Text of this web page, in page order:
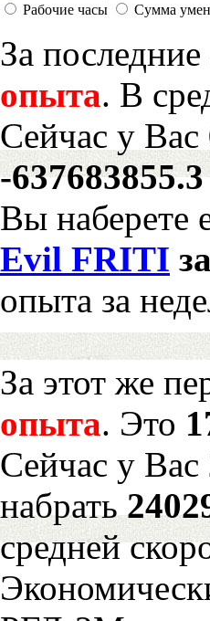
Рабочие часы
Сумма
За последние
опыта. В
Сейчас у Вас
-
Вы наберете
Evil FRITI
опыта за
За этот же
опыта. Это
Сейчас у Вас
набрать
средней